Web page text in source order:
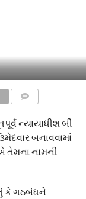
ન્યાયાધીશ બી
બનાવવામાં
તેમના નામની
કે ગઠબંધને